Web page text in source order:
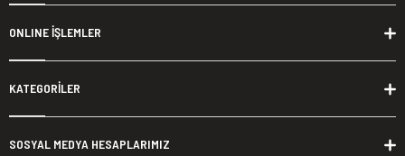
ONLINE İŞLEMLER
KATEGORİLER
SOSYAL MEDYA HESAPLARIMIZ